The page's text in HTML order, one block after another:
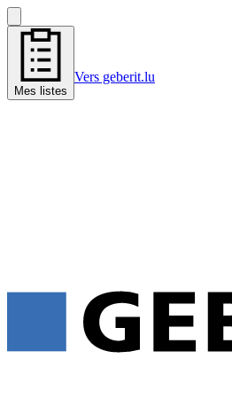
Mes listes
Vers geberit.lu